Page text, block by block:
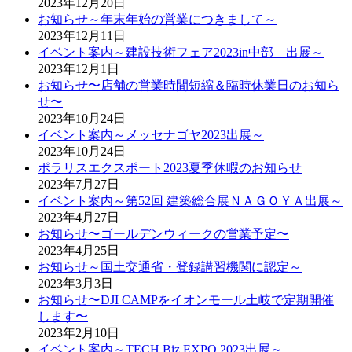
お知らせ～年末年始の営業につきまして～
2023年12月11日
イベント案内～建設技術フェア2023in中部 出展～
2023年12月1日
お知らせ〜店舗の営業時間短縮＆臨時休業日のお知ら
せ〜
2023年10月24日
イベント案内～メッセナゴヤ2023出展～
2023年10月24日
ポラリスエクスポート2023夏季休暇のお知らせ
2023年7月27日
イベント案内～第52回 建築総合展ＮＡＧＯＹＡ出展～
2023年4月27日
お知らせ〜ゴールデンウィークの営業予定〜
2023年4月25日
お知らせ～国土交通省・登録講習機関に認定～
2023年3月3日
お知らせ〜DJI CAMPをイオンモール土岐で定期開催
します〜
2023年2月10日
イベント案内～TECH Biz EXPO 2023出展～